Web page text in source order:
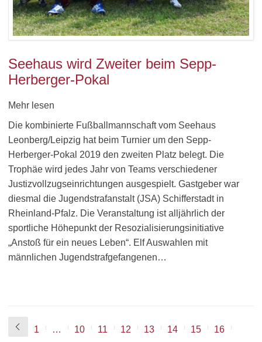
Seehaus wird Zweiter beim Sepp-
Herberger-Pokal
Mehr lesen
Die kombinierte Fußballmannschaft vom Seehaus
Leonberg/Leipzig hat beim Turnier um den Sepp-
Herberger-Pokal 2019 den zweiten Platz belegt. Die
Trophäe wird jedes Jahr von Teams verschiedener
Justizvollzugseinrichtungen ausgespielt. Gastgeber war
diesmal die Jugendstrafanstalt (JSA) Schifferstadt in
Rheinland-Pfalz. Die Veranstaltung ist alljährlich der
sportliche Höhepunkt der Resozialisierungsinitiative
„Anstoß für ein neues Leben“. Elf Auswahlen mit
männlichen Jugendstrafgefangenen…
1 … 10 11 12 13 14 15 16